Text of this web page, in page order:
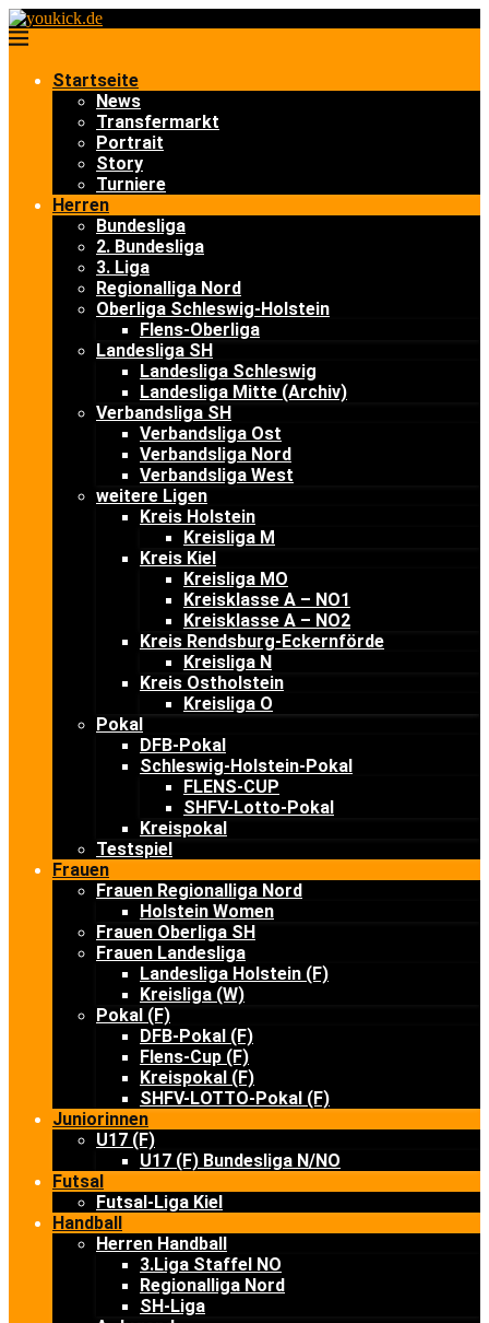
Startseite
News
Transfermarkt
Portrait
Story
Turniere
Herren
Bundesliga
2. Bundesliga
3. Liga
Regionalliga Nord
Oberliga Schleswig-Holstein
Flens-Oberliga
Landesliga SH
Landesliga Schleswig
Landesliga Mitte (Archiv)
Verbandsliga SH
Verbandsliga Ost
Verbandsliga Nord
Verbandsliga West
weitere Ligen
Kreis Holstein
Kreisliga M
Kreis Kiel
Kreisliga MO
Kreisklasse A – NO1
Kreisklasse A – NO2
Kreis Rendsburg-Eckernförde
Kreisliga N
Kreis Ostholstein
Kreisliga O
Pokal
DFB-Pokal
Schleswig-Holstein-Pokal
FLENS-CUP
SHFV-Lotto-Pokal
Kreispokal
Testspiel
Frauen
Frauen Regionalliga Nord
Holstein Women
Frauen Oberliga SH
Frauen Landesliga
Landesliga Holstein (F)
Kreisliga (W)
Pokal (F)
DFB-Pokal (F)
Flens-Cup (F)
Kreispokal (F)
SHFV-LOTTO-Pokal (F)
Juniorinnen
U17 (F)
U17 (F) Bundesliga N/NO
Futsal
Futsal-Liga Kiel
Handball
Herren Handball
3.Liga Staffel NO
Regionalliga Nord
SH-Liga